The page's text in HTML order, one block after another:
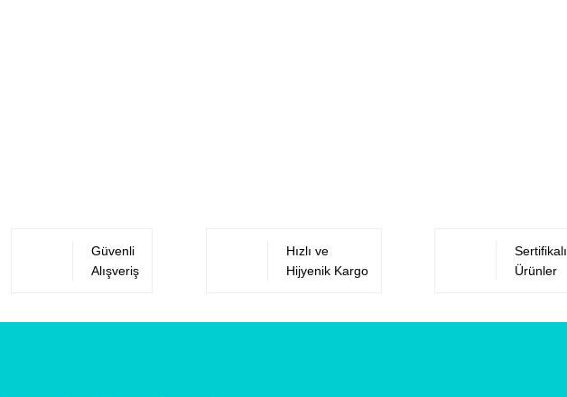
Güvenli
Alışveriş
Hızlı ve
Hijyenik Kargo
Sertifikalı
Ürünler